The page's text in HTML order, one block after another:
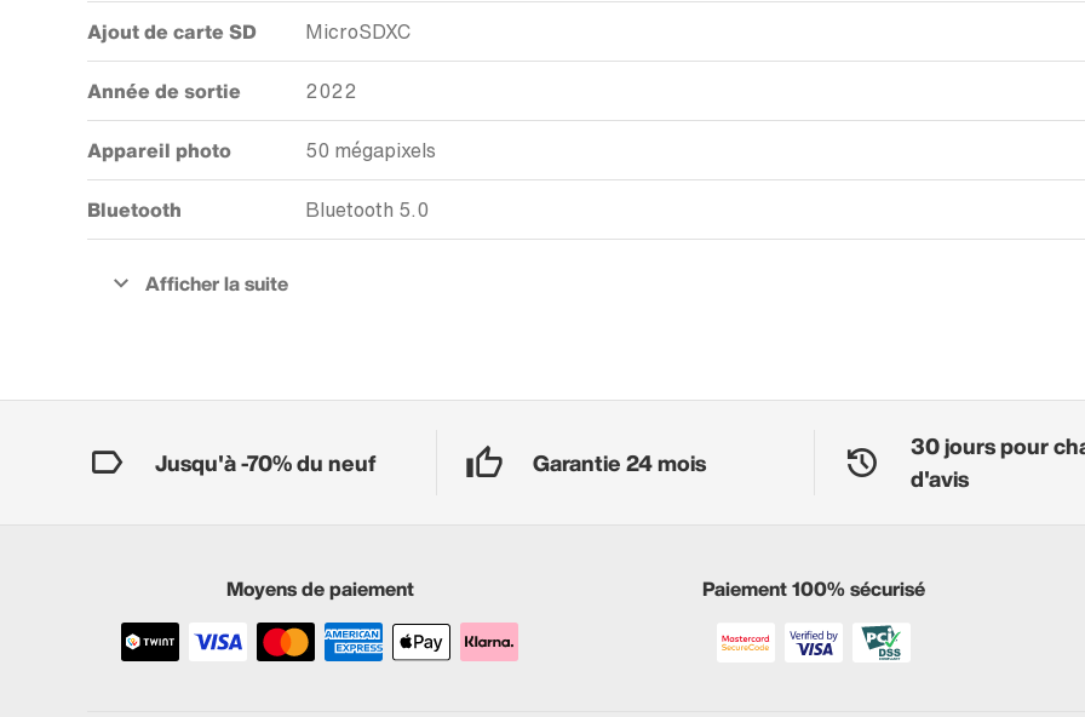
Ajout de carte SD MicroSDXC
Année de sortie 2022
Appareil photo 50 mégapixels
Bluetooth Bluetooth 5.0
Jusqu'à -70% du neuf Garantie 24 mois
30 jours pour
d'avis
Moyens de paiement Paiement 100% sécurisé